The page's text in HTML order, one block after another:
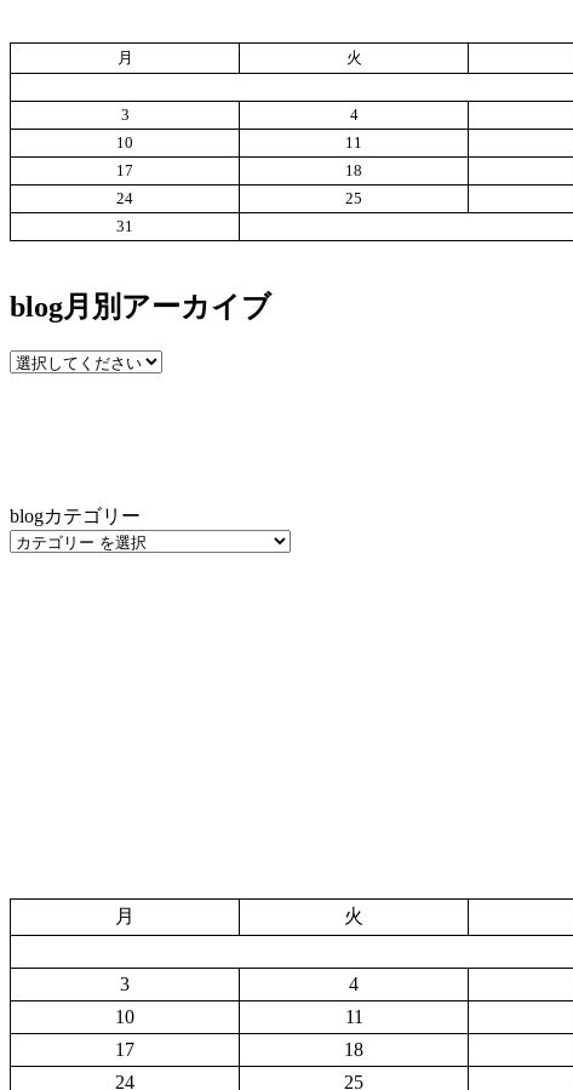
月
火
3
4
10
11
17
18
24
25
31
blog月別アーカイブ
blogカテゴリー
月
火
3
4
10
11
17
18
24
25